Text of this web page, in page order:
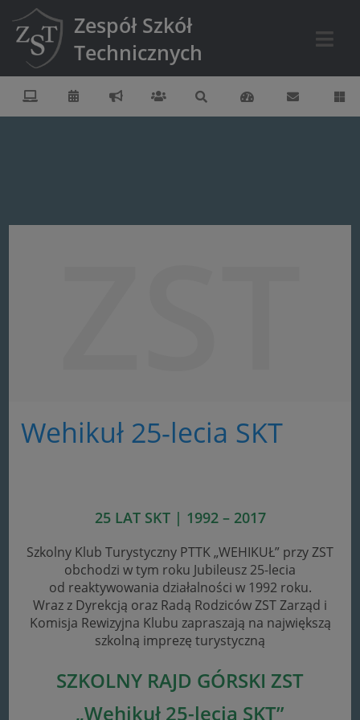
Zespół Szkół
Technicznych
Wehikuł 25-lecia SKT
25 LAT SKT | 1992 – 2017
Szkolny Klub Turystyczny PTTK „WEHIKUŁ” przy ZST
obchodzi w tym roku Jubileusz 25-lecia
od reaktywowania działalności w 1992 roku.
Wraz z Dyrekcją oraz Radą Rodziców ZST Zarząd i
Komisja Rewizyjna Klubu zapraszają na największą
szkolną imprezę turystyczną
SZKOLNY RAJD GÓRSKI ZST
„Wehikuł 25-lecia SKT”